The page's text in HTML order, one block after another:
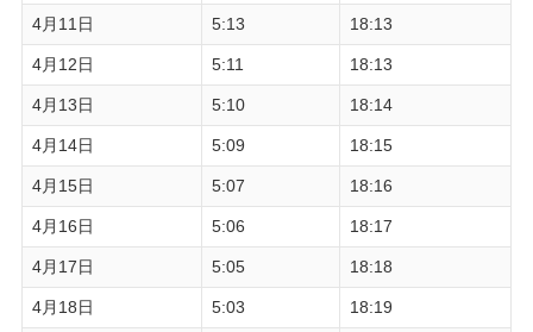
4月11日 5:13 18:13
4月12日 5:11 18:13
4月13日 5:10 18:14
4月14日 5:09 18:15
4月15日 5:07 18:16
4月16日 5:06 18:17
4月17日 5:05 18:18
4月18日 5:03 18:19